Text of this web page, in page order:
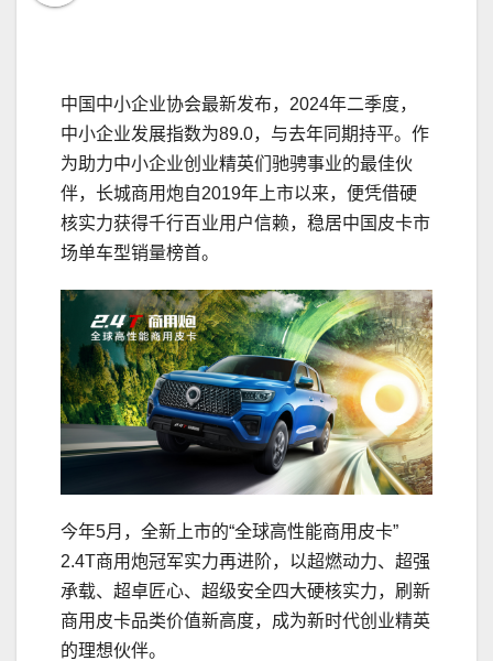
中国中小企业协会最新发布，2024年二季度，
中小企业发展指数为89.0，与去年同期持平。作
为助力中小企业创业精英们驰骋事业的最佳伙
伴，长城商用炮自2019年上市以来，便凭借硬
核实力获得千行百业用户信赖，稳居中国皮卡市
场单车型销量榜首。
今年5月，全新上市的“全球高性能商用皮卡”
2.4T商用炮冠军实力再进阶，以超燃动力、超强
承载、超卓匠心、超级安全四大硬核实力，刷新
商用皮卡品类价值新高度，成为新时代创业精英
的理想伙伴。